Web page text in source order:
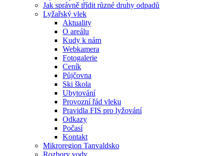
Jak správně třídit různé druhy odpadů
Lyžařský vlek
Aktuality
O areálu
Kudy k nám
Webkamera
Fotogalerie
Ceník
Půjčovna
Ski škola
Ubytování
Provozní řád vleku
Pravidla FIS pro lyžování
Odkazy
Počasí
Kontakt
Mikroregion Tanvaldsko
Rozbory vody